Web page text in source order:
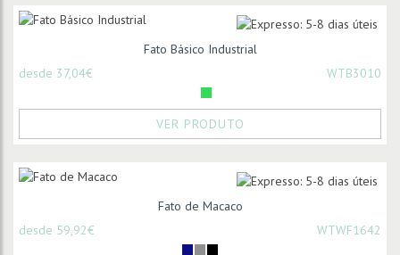
Fato Básico Industrial
desde 37,04€
WTB3010
VER PRODUTO
Fato de Macaco
desde 59,92€
WTWF1642